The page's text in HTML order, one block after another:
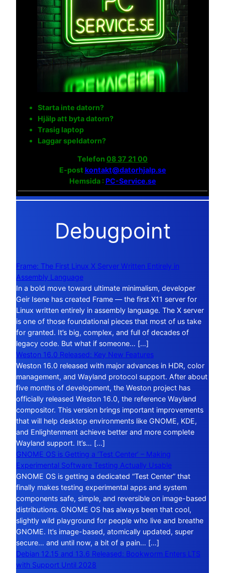
Starta inte datorn?
Hjälp att byta datorn?
Trasig laptop
Laggar speldatorn?
Telefon 08 37 21 00
E-post kontakt@datorhjalp.se
Hemsida :PC-Service.se
Debugpoint
Frame: The First Linux X Server Written Entirely in
Assembly Language
In a bold move toward ultimate minimalism, developer
Geir Isene has created Frame — the first X11 server for
Linux written entirely in assembly language. The X server
is one of those foundational pieces that most of us take
for granted. It’s big, complex, and full of decades of
legacy code. But what if someone… […]
Weston 16.0 Released: Key New Features
Weston 16.0 released with major advances in HDR, color
management, and Wayland protocol support. After about
five months of development, the Weston project has
officially released Weston 16.0, the reference Wayland
compositor. This version brings important improvements
that will help desktop environments like GNOME, KDE,
and Enlightenment achieve better and more complete
Wayland support. It’s… […]
GNOME OS is Getting a ‘Test Center’ – Making
Experimental Software Testing Actually Usable
GNOME OS is getting a dedicated “Test Center” that
finally makes testing experimental apps and system
components safe, simple, and reversible on image-based
distributions. GNOME OS has always been that cool,
slightly wild playground for people who live and breathe
GNOME. It’s image-based, atomically updated, super
secure… and until now, a bit of a pain… […]
Debian 12.15 and 13.6 Released: Bookworm Enters LTS
with Support Until 2028